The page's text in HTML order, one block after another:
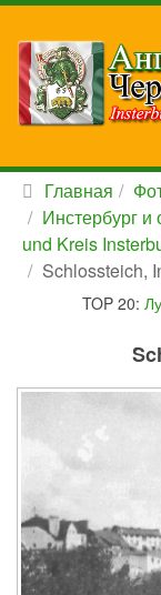
Главная
Инстербург и
und Kreis
Schlossteich,
TOP 20: